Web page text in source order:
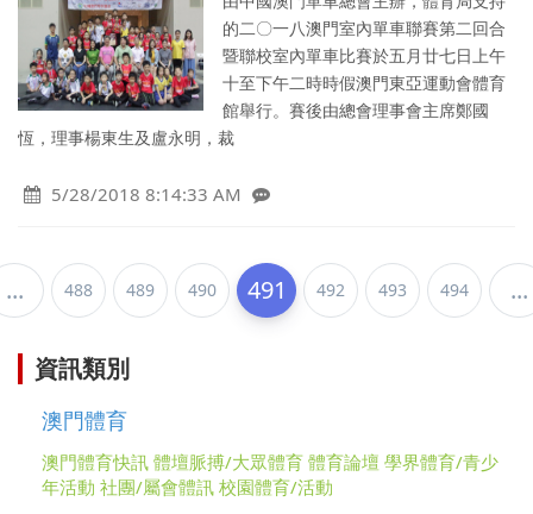
的二〇一八澳門室內單車聯賽第二回合
暨聯校室內單車比賽於五月廿七日上午
十至下午二時時假澳門東亞運動會體育
館舉行。賽後由總會理事會主席鄭國
恆，理事楊東生及盧永明，裁
5/28/2018 8:14:33 AM
... 488 489 490 491 492 493 494 ...
資訊類別
澳門體育
澳門體育快訊 體壇脈搏/大眾體育 體育論壇 學界體育/青少
年活動 社團/屬會體訊 校園體育/活動